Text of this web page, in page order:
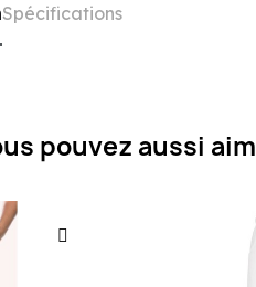
Spécifications
pouvez aussi